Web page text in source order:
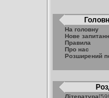
На головну
Нове
Правила
Про нас
Розширений
Література